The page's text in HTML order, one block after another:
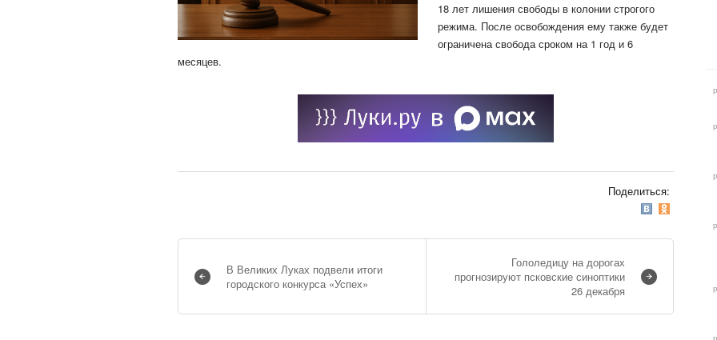
18 лет лишения свободы в колонии строгого
режима. После освобождения ему также будет
ограничена свобода сроком на 1 год и 6
месяцев.
Поделиться:
В Великих Луках подвели итоги
городского конкурса «Успех»
Гололедицу на дорогах
прогнозируют псковские синоптики
26 декабря